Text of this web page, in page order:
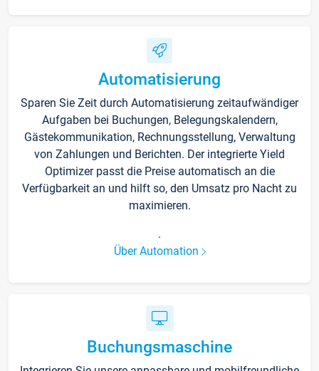
Automatisierung
Sparen Sie Zeit durch Automatisierung zeitaufwändiger
Aufgaben bei Buchungen, Belegungskalendern,
Gästekommunikation, Rechnungsstellung, Verwaltung
von Zahlungen und Berichten. Der integrierte Yield
Optimizer passt die Preise automatisch an die
Verfügbarkeit an und hilft so, den Umsatz pro Nacht zu
maximieren.
.
Über Automation
Buchungsmaschine